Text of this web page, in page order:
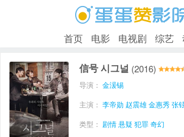
首页 电影 电视剧 综艺
信号 시그널 (2016)
导演： 金湲锡
主演： 李帝勋 赵震雄金惠秀张
类型： 剧情悬疑 犯罪奇幻